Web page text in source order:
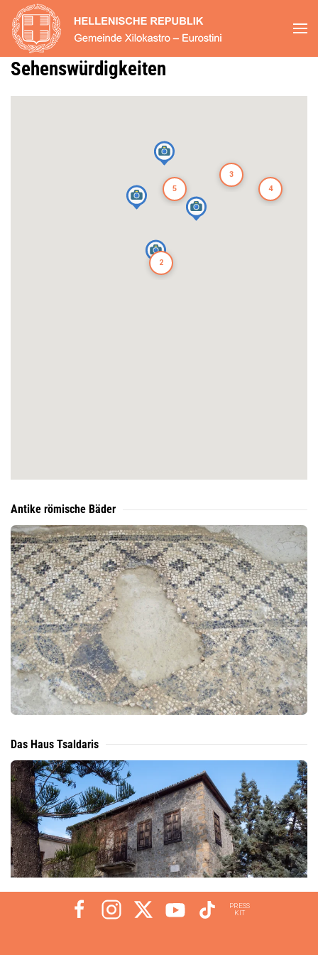
Zum Hauptinhalt springen
Sehenswürdigkeiten
2
3
5
4
Antike römische Bäder
Das Haus Tsaldaris
PRESS
KIT